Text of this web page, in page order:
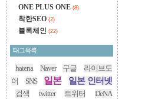
ONE PLUS ONE (8)
착한SEO (2)
블록체인 (22)
태그목록
hatena Naver 구글
라이브도
어
SNS 일본 일본 인터넷
검색 twitter 트위터
DeNA